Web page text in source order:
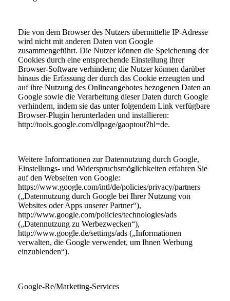
Die von dem Browser des Nutzers übermittelte IP-Adresse
wird nicht mit anderen Daten von Google
zusammengeführt. Die Nutzer können die Speicherung der
Cookies durch eine entsprechende Einstellung ihrer
Browser-Software verhindern; die Nutzer können darüber
hinaus die Erfassung der durch das Cookie erzeugten und
auf ihre Nutzung des Onlineangebotes bezogenen Daten an
Google sowie die Verarbeitung dieser Daten durch Google
verhindern, indem sie das unter folgendem Link verfügbare
Browser-Plugin herunterladen und installieren:
http://tools.google.com/dlpage/gaoptout?hl=de.
Weitere Informationen zur Datennutzung durch Google,
Einstellungs- und Widerspruchsmöglichkeiten erfahren Sie
auf den Webseiten von Google:
https://www.google.com/intl/de/policies/privacy/partners
(„Datennutzung durch Google bei Ihrer Nutzung von
Websites oder Apps unserer Partner“),
http://www.google.com/policies/technologies/ads
(„Datennutzung zu Werbezwecken“),
http://www.google.de/settings/ads („Informationen
verwalten, die Google verwendet, um Ihnen Werbung
einzublenden“).
Google-Re/Marketing-Services